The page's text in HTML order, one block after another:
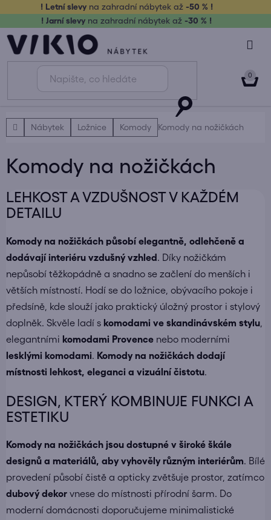
obsah
! Letní slevy na zahradní nábytek až-50 % !
! Jarní slevy na zahradní nábytek až -30 % !
DomůNábytek Ložnice Komody Komody na nožičkách
Komody na nožičkách
LEHKOST A VZDUŠNOST V KAŽDÉM
DETAILU
Komody na nožičkách působí elegantně, odlehčeně a
dodávají interiéru vzdušný vzhled . Díky nožičkám
nepůsobí těžkopádně a snadno se začlení do menších i
větších místností. Hodí se do ložnice, obývacího pokoje i
předsíně, kde slouží jako praktický úložný prostor i stylový
doplněk. Skvěle ladí s komodami ve skandinávském stylu
elegantními komodami Provence nebo moderními
lesklými komodami Komody na nožičkách dodají
místnosti lehkost, eleganci a vizuální čistotu
DESIGN, KTERÝ KOMBINUJE FUNKCI A
ESTETIKU
Komody na nožičkách jsou dostupné v široké škále
designů a materiálů, aby vyhověly různým interiérům. Bílé
provedení působí čistě a opticky zvětšuje prostor, zatímco
dubový dekor vnese do místnosti přírodní šarm. Do
moderní domácnosti doporučujeme minimalistické